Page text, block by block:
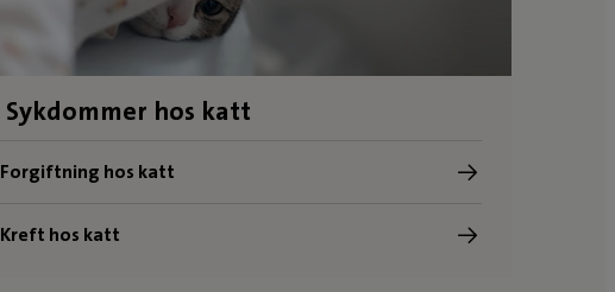
Sykdommer hos katt
Forgiftning hos katt
Kreft hos katt